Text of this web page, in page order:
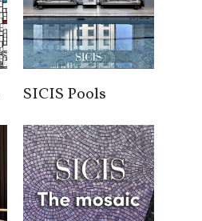
SICIS Pools